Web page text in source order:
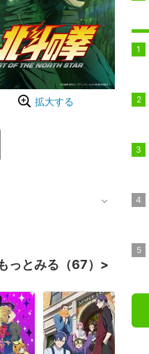
拡大する
っとみる（67）